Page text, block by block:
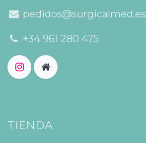
pedidos@surgicalmed.es
+34 961 280 475
TIENDA